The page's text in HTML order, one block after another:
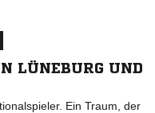
LÜNEBURG UND
Ein Traum, der